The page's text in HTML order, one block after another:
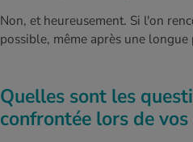
Non, et heureusement. Si l'on
possible, même après une
Quelles sont les
confrontée lors de